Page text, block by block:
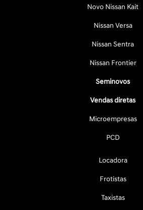
Novo Nissan Kait
Nissan Versa
Nissan Sentra
Nissan Frontier
Seminovos
Vendas diretas
Microempresas
PCD
Locadora
Frotistas
Taxistas